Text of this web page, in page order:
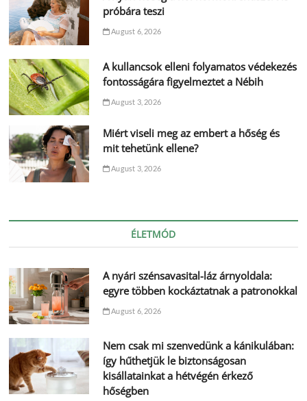
próbára teszi
August 6, 2026
A kullancsok elleni folyamatos védekezés
fontosságára figyelmeztet a Nébih
August 3, 2026
Miért viseli meg az embert a hőség és
mit tehetünk ellene?
August 3, 2026
ÉLETMÓD
A nyári szénsavasital-láz árnyoldala:
egyre többen kockáztatnak a patronokkal
August 6, 2026
Nem csak mi szenvedünk a kánikulában:
így hűthetjük le biztonságosan
kisállatainkat a hétvégén érkező
hőségben